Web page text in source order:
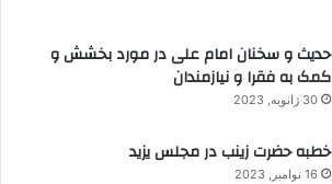
حدیث و سخنان امام علی در مورد بخشش و
کمک به فقرا و نیازمندان
30 ژانویه, 2023
خطبه حضرت زینب در مجلس یزید
16 نوامبر, 2023